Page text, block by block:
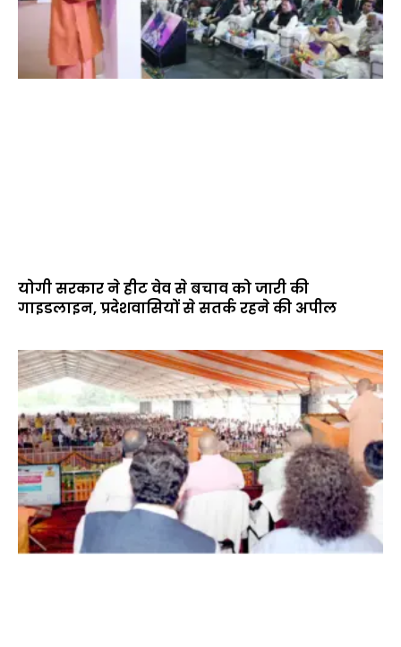
योगी सरकार ने हीट वेव से बचाव को जारी की
गाइडलाइन, प्रदेशवासियों से सतर्क रहने की अपील